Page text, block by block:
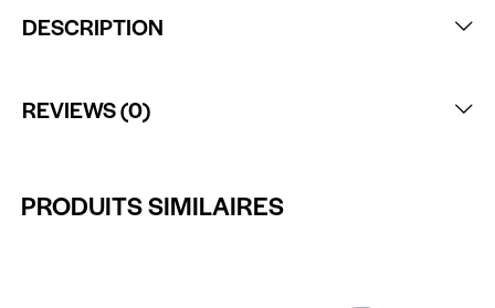
DESCRIPTION
REVIEWS (0)
PRODUITS SIMILAIRES